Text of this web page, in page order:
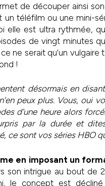
de découper ainsi
un téléfilm ou une mini-
elle est ultra rythmée,
de vingt minutes
ne serait qu’un
!
désormais en
peux plus. Vous, oui
d’une heure alors
par la durée et
ce sont vos séries HBO
en imposant un
intrigue au bout de
le concept est